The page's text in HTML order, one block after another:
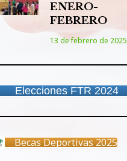
ENERO-
FEBRERO
13 de febrero de 2025
Elecciones FTR 2024
Becas Deportivas 2025